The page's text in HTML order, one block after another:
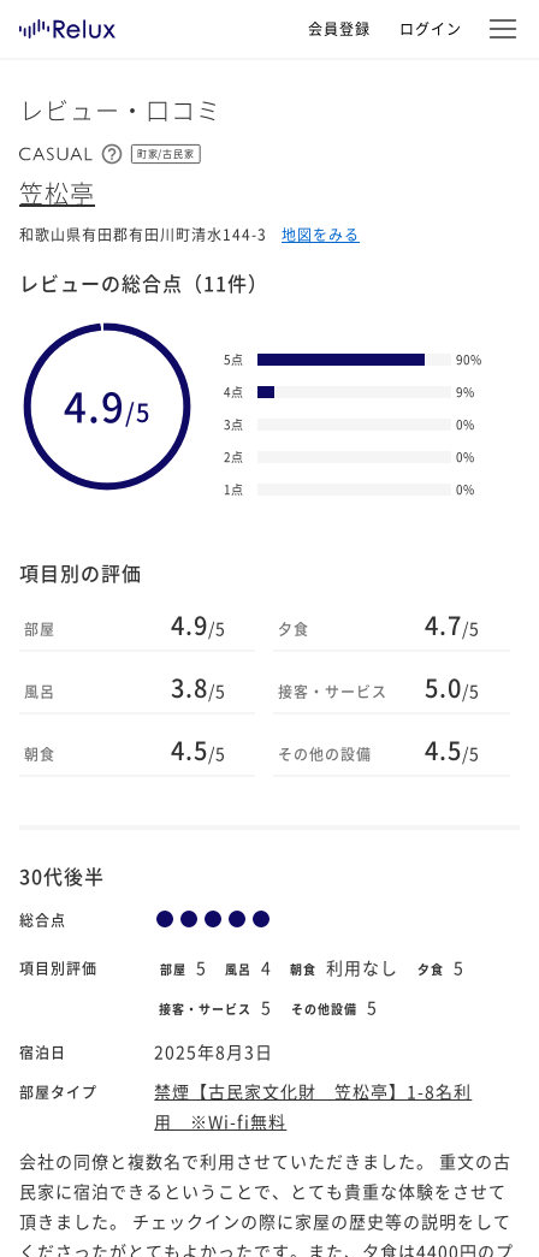
会員登録 ログイン
レビュー・口コミ
町家/古民家
笠松亭
和歌山県有田郡有田川町清水144-3 地図をみる
レビューの総合点 （11件）
4.9/5
5点 90%
4点
9%
3点
0%
2点
0%
1点
0%
項目別の評価
部屋 4.9/5
風呂 3.8/5
朝食 4.5/5
夕食 4.7/5
接客・サービス 5.0/5
その他の設備 4.5/5
30代後半
総合点
項目別評価 部屋 5 風呂 4 朝食 利用なし 夕食 5
接客・サービス 5 その他設備 5
宿泊日 2025年8月3日
部屋タイプ
禁煙【古民家文化財 笠松亭】1-8名利
用 ※Wi-fi無料
会社の同僚と複数名で利用させていただきました。 重文の古
民家に宿泊できるということで、とても貴重な体験をさせて
頂きました。 チェックインの際に家屋の歴史等の説明をして
くださったがとてもよかったです。また、夕食は4400円のプ